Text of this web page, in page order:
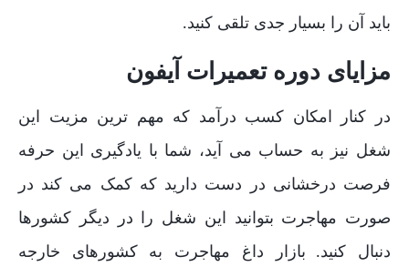
باید آن را بسیار جدی تلقی کنید.
مزایای دوره تعمیرات آیفون
در کنار امکان کسب درآمد که مهم ترین مزیت این
شغل نیز به حساب می آید، شما با یادگیری این حرفه
فرصت درخشانی در دست دارید که کمک می کند در
صورت مهاجرت بتوانید این شغل را در دیگر کشورها
دنبال کنید. بازار داغ مهاجرت به کشورهای خارجه